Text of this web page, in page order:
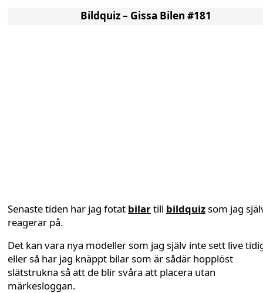
Bildquiz – Gissa Bilen #181
Senaste tiden har jag fotat bilartill bildquizsom jag
reagerar på.
Det kan vara nya modeller som jag själv inte sett live
eller så har jag knäppt bilar som är sådär hopplöst
slätstrukna så att de blir svåra att placera utan
märkesloggan.